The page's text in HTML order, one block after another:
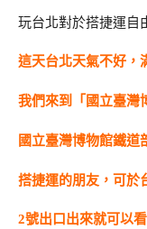
玩台北對於搭捷運自
這天台北天氣不好，
我們來到「國立臺灣
國立臺灣博物館鐵道
搭捷運的朋友，可於
2號出口出來就可以